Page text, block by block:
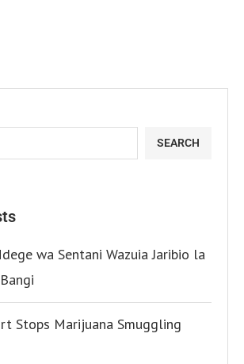
SEARCH
wa Sentani Wazuia Jaribio la
Stops Marijuana Smuggling